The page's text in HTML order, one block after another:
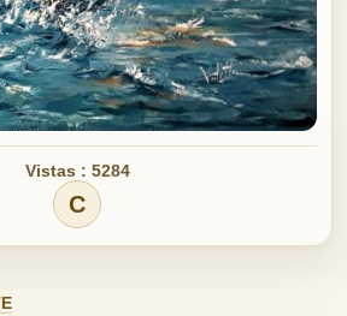
Vistas : 5284
C